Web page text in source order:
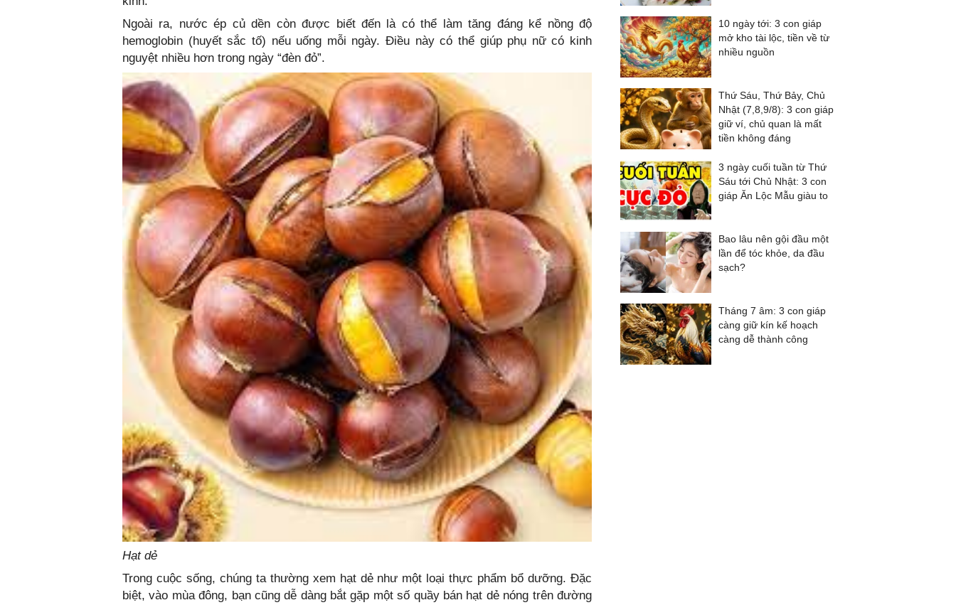
Ngoài ra, nước ép củ dền còn được biết đến là có thể làm tăng đáng kể nồng độ
hemoglobin (huyết sắc tố) nếu uống mỗi ngày. Điều này có thể giúp phụ nữ có kinh
nguyệt nhiều hơn trong ngày “đèn đỏ”.
Hạt dẻ
Trong cuộc sống, chúng ta thường xem hạt dẻ như một loại thực phẩm bổ dưỡng. Đặc
biệt, vào mùa đông, bạn cũng dễ dàng bắt gặp một số quầy bán hạt dẻ nóng trên đường
10 ngày tới: 3 con giáp
mở kho tài lộc, tiền về từ
nhiều nguồn
Thứ Sáu, Thứ Bảy, Chủ
Nhật (7,8,9/8): 3 con giáp
giữ ví, chủ quan là mất
tiền không đáng
3 ngày cuối tuần từ Thứ
Sáu tới Chủ Nhật: 3 con
giáp Ăn Lộc Mẫu giàu to
Bao lâu nên gội đầu một
lần để tóc khỏe, da đầu
sạch?
Tháng 7 âm: 3 con giáp
càng giữ kín kế hoạch
càng dễ thành công